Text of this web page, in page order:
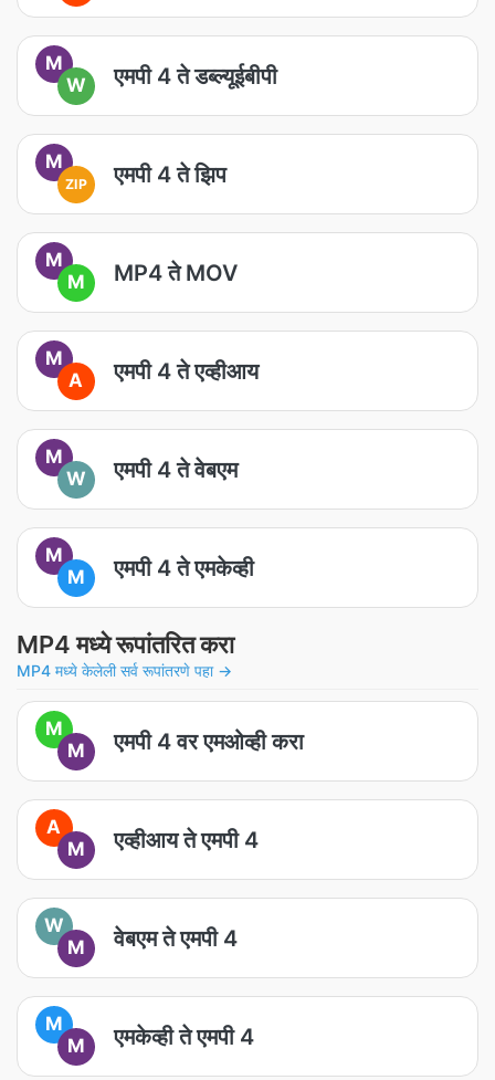
M
W
एमपी 4 ते डब्ल्यूईबीपी
M
ZIP एमपी 4 ते झिप
M
M
MP4 ते MOV
M
A
एमपी 4 ते एव्हीआय
M
W
एमपी 4 ते वेबएम
M
M
एमपी 4 ते एमकेव्ही
MP4 मध्ये रूपांतरित करा
MP4 मध्ये केलेली सर्व रूपांतरणे पहा →
M
M
एमपी 4 वर एमओव्ही करा
A
M
एव्हीआय ते एमपी 4
W
M
वेबएम ते एमपी 4
M
M
एमकेव्ही ते एमपी 4